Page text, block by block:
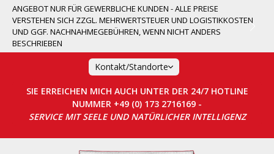
springen
ANGEBOT NUR FÜR GEWERBLICHE KUNDEN - ALLE PREISE
VERSTEHEN SICH ZZGL. MEHRWERTSTEUER UND LOGISTIKKOSTEN
UND GGF. NACHNAHMEGEBÜHREN, WENN NICHT ANDERS
BESCHRIEBEN
Kontakt/Standorte
SIE ERREICHEN MICH AUCH UNTER DER 24/7 HOTLINE
NUMMER +49 (0) 173 2716169 -
SERVICE MIT SEELE UND NATÜRLICHER INTELLIGENZ